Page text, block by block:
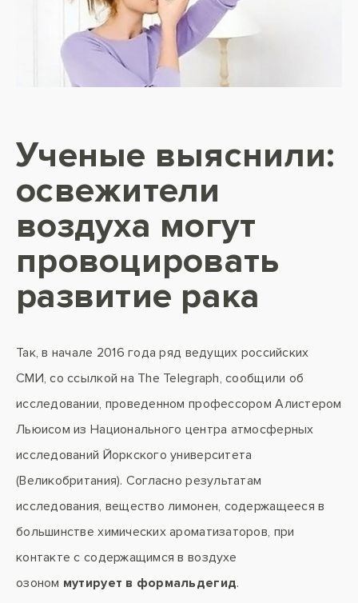
Ученые выяснили:
освежители
воздуха могут
провоцировать
развитие рака
Так, в начале 2016 года ряд ведущих российских
СМИ, со ссылкой на The Telegraph, сообщили об
исследовании, проведенном профессором Алистером
Льюисом из Национального центра атмосферных
исследований Йоркского университета
(Великобритания). Согласно результатам
исследования, вещество лимонен, содержащееся в
большинстве химических ароматизаторов, при
контакте с содержащимся в воздухе
озоном мутирует в формальдегид.